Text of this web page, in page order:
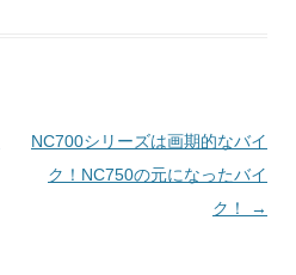
NC700シリーズは画期的なバイ
ク！NC750の元になったバイ
ク！
→